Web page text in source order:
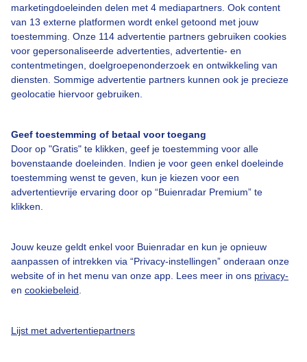
marketingdoeleinden delen met 4 mediapartners. Ook content
van 13 externe platformen wordt enkel getoond met jouw
toestemming. Onze 114 advertentie partners gebruiken cookies
voor gepersonaliseerde advertenties, advertentie- en
contentmetingen, doelgroepenonderzoek en ontwikkeling van
diensten. Sommige advertentie partners kunnen ook je precieze
geolocatie hiervoor gebruiken.
Geef toestemming of betaal voor toegang
Door op "Gratis" te klikken, geef je toestemming voor alle
bovenstaande doeleinden. Indien je voor geen enkel doeleinde
toestemming wenst te geven, kun je kiezen voor een
advertentievrije ervaring door op “Buienradar Premium” te
klikken.
Jouw keuze geldt enkel voor Buienradar en kun je opnieuw
aanpassen of intrekken via “Privacy-instellingen” onderaan onze
website of in het menu van onze app. Lees meer in ons privacy-
en cookiebeleid
Lijst met advertentiepartners
Bedrijfsgegevens
Veelgestelde vragen
Toegankelijkheid
Adverteren
Buienradar Team
Privacy beleid
Gratis weerdata
@BuienradarNL